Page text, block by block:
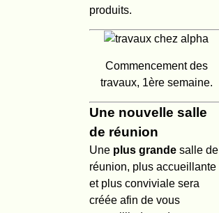
produits.
Commencement des
travaux, 1ère semaine.
Une nouvelle salle
de réunion
Une plus grande salle de
réunion, plus accueillante
et plus conviviale sera
créée afin de vous